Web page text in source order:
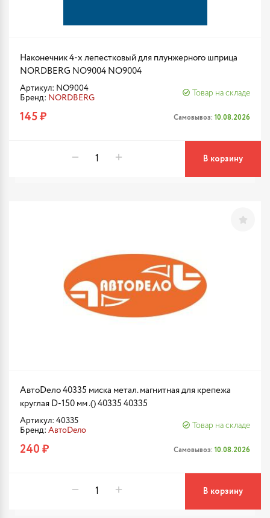
Наконечник 4-х лепестковый для плунжерного шприца
NORDBERG NO9004 NO9004
Артикул: NO9004
Бренд: NORDBERG
Товар на складе
145 ₽ Самовывоз: 10.08.2026
В корзину
АвтоDело 40335 миска метал. магнитная для крепежа
круглая D-150 мм .() 40335 40335
Артикул: 40335
Бренд: АвтоDело
Товар на складе
240 ₽ Самовывоз: 10.08.2026
В корзину